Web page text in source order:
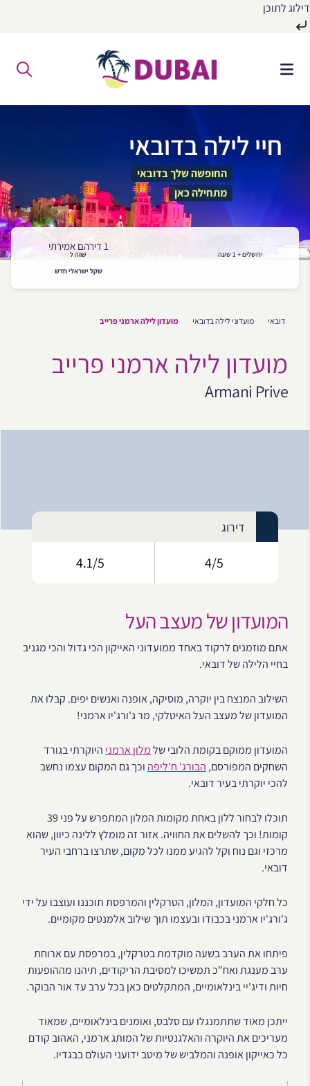
דילוג לתוכן
התוכן
חיי לילה בדובאי
החופשה שלך בדובאי
מתחילה כאן
ירושלים + 1 שעה
1 דירהם אמירתי
שווה ל
שקל ישראלי חדש
דובאי מועדוני לילה בדובאי מועדון לילה ארמני פרייב
מועדון לילה ארמני פרייב
Armani Prive
דירוג
4/5
4.1/5
המועדון של מעצב העל
אתם מוזמנים לרקוד באחד ממועדוני האייקון הכי גדול והכי מגניב
בחיי הלילה של דובאי.
השילוב המנצח בין יוקרה, מוסיקה, אופנה ואנשים יפים. קבלו את
המועדון של מעצב העל האיטלקי, מר ג'ורג'יו ארמני!
המועדון ממוקם בקומת הלובי שלמלון ארמני היוקרתי בגורד
השחקים המפורסם, הבורג' ח'ליפה וכך גם המקום עצמו נחשב
להכי יוקרתי בעיר דובאי.
תוכלו לבחור ללון באחת מקומות המלון המתפרש על פני 39
קומות! וכך להשלים את החוויה. אזור זה מומלץ ללינה כיוון, שהוא
מרכזי וגם נוח וקל להגיע ממנו לכל מקום, שתרצו ברחבי העיר
דובאי.
כל חלקי המועדון, המלון, הטרקלין והמרפסת תוכננו ועוצבו על ידי
ג'ורג'יו ארמני בכבודו ובעצמו תוך שילוב אלמנטים מקומיים.
פיתחו את הערב בשעה מוקדמת בטרקלין, במרפסת עם ארוחת
ערב מענגת ואח"כ תמשיכו למסיבת הריקודים, תיהנו מההופעות
חיות ודיג'יי בינלאומיים, המתקלטים כאן בכל ערב עד אור הבוקר.
ייתכן מאוד שתתמנגלו עם סלבס, ואומנים בינלאומיים, שמאוד
מעריכים את היוקרה והאלגנטיות של המותג ארמני, האהוב קודם
כל כאייקון אופנה והמלביש של מיטב ידועני העולם בבגדיו.